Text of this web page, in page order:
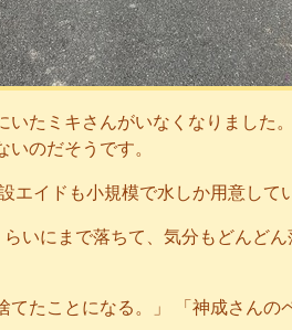
いたミキさんがいなくなりました
のだそうです。
イドも小規模で水しか用意して
いにまで落ちて、気分もどんど
てたことになる。」 「神成さんの